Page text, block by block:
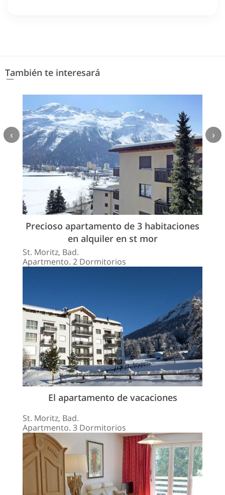
También te interesará
Precioso apartamento de 3 habitaciones
en alquiler en st mor
St. Moritz, Bad.
Apartmento. 2 Dormitorios
El apartamento de vacaciones
St. Moritz, Bad.
Apartmento. 3 Dormitorios
‹ ›